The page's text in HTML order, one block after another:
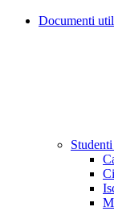
Documenti